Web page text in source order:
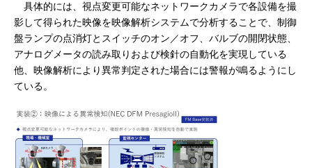
具体的には、視点変更可能なネットワークカメラで各設備を撮
影して得られた映像を映像解析システムで分析することで、制御
盤ランプの点消灯とスイッチのオン／オフ、バルブの開閉状態、
アナログメータの読み取りおよび検針の自動化を実現している
他、映像解析により異常判定された場合には警報が鳴るようにし
ている。